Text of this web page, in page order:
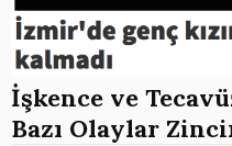
İşkence ve
Bazı Olaylar